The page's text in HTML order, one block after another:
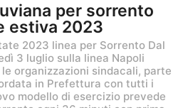
per sorrento
estiva 2023
2023 linea per Sorrento Dal
3 luglio sulla linea Napoli
organizzazioni sindacali, parte
in Prefettura con tutti i
modello di esercizio prevede